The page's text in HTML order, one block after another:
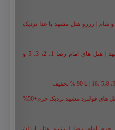
و شام | رزرو هتل مشهد با غذا نزدیک
رزرو هتل در خیابان امام رضا مشهد | هتل‌ های امام رضا 1، 2، 3، 5 و
رزرو هتل فولبرد مشهد | قیمت و هتل های فولبرد مشهد نزدیک حرم+50%
نزدیک حرم امام رضا | رزرو هتل ارزان